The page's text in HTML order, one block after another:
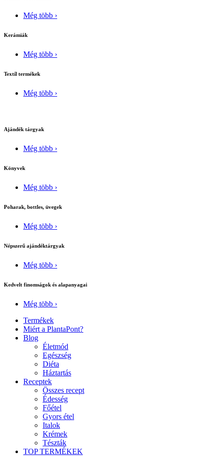
Még több ›
Kerámiák
Még több ›
Textíl termékek
Még több ›
Ajándék tárgyak
Még több ›
Könyvek
Még több ›
Poharak, bottles, üvegek
Még több ›
Népszerű ajándéktárgyak
Még több ›
Kedvelt finomságok és alapanyagai
Még több ›
Termékek
Miért a PlantaPont?
Blog
Életmód
Egészség
Diéta
Háztartás
Receptek
Összes recept
Édesség
Főétel
Gyors étel
Italok
Krémek
Tészták
TOP TERMÉKEK